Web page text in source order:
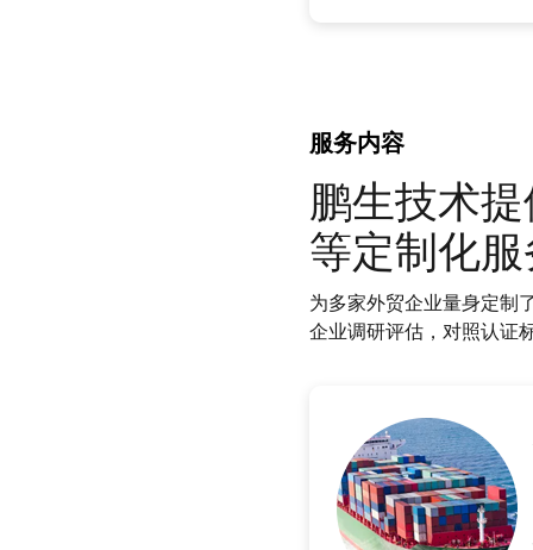
服务内容
鹏生技术
等定制化
为多家外贸企业量身定制
企业调研评估，对照认证